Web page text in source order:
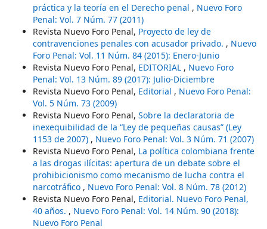
práctica y la teoría en el Derecho penal , Nuevo Foro
Penal: Vol. 7 Núm. 77 (2011)
Revista Nuevo Foro Penal, Proyecto de ley de
contravenciones penales con acusador privado. , Nuevo
Foro Penal: Vol. 11 Núm. 84 (2015): Enero-Junio
Revista Nuevo Foro Penal, EDITORIAL , Nuevo Foro
Penal: Vol. 13 Núm. 89 (2017): Julio-Diciembre
Revista Nuevo Foro Penal, Editorial , Nuevo Foro Penal:
Vol. 5 Núm. 73 (2009)
Revista Nuevo Foro Penal, Sobre la declaratoria de
inexequibilidad de la “Ley de pequeñas causas” (Ley
1153 de 2007) , Nuevo Foro Penal: Vol. 3 Núm. 71 (2007)
Revista Nuevo Foro Penal, La política colombiana frente
a las drogas ilícitas: apertura de un debate sobre el
prohibicionismo como mecanismo de lucha contra el
narcotráfico , Nuevo Foro Penal: Vol. 8 Núm. 78 (2012)
Revista Nuevo Foro Penal, Editorial. Nuevo Foro Penal,
40 años. , Nuevo Foro Penal: Vol. 14 Núm. 90 (2018):
Nuevo Foro Penal